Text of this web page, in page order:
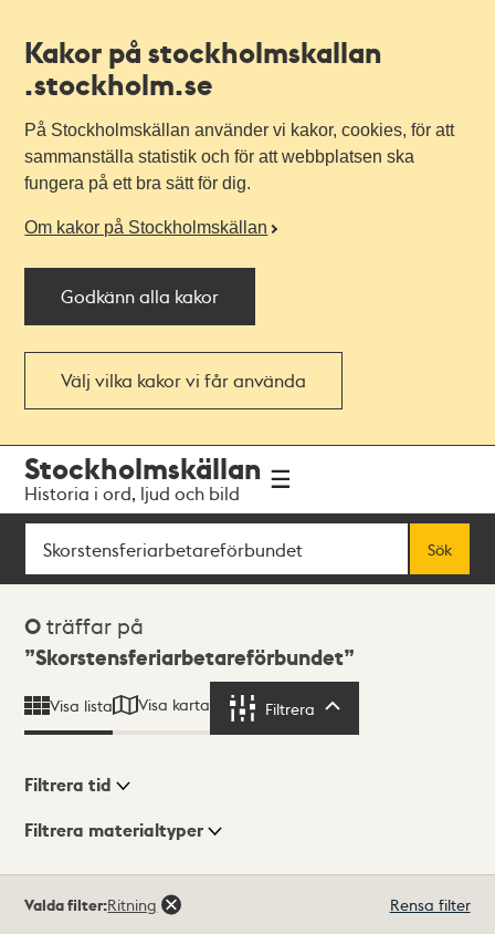
Kakor på stockholmskallan
.stockholm.se
På Stockholmskällan använder vi kakor, cookies, för att
sammanställa statistik och för att webbplatsen ska
fungera på ett bra sätt för dig.
Om kakor på Stockholmskällan
Godkänn alla kakor
Välj vilka kakor vi får använda
navigationen
huvudinnehållet
Stockholmskällan
Historia i ord, ljud och bild
Sök
Sök
Sökresultat
0 träffar på
Skorstensferiarbetareförbundet
Visa lista Visa karta Filtrera
Visningsläge
Filtrera tid
Filtrera materialtyper
träffar
Valda filter:Ritning Rensa filter